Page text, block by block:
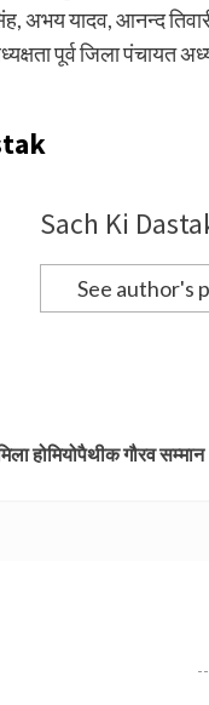
अभय यादव, आनन्द
पूर्व जिला
Sach Ki
See author's
होमियोपैथीक गौरव सम्मान